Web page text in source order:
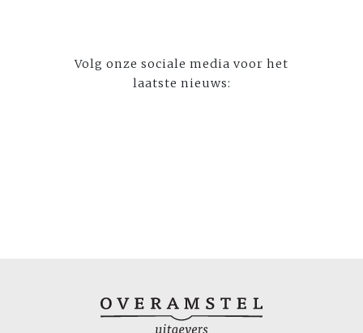
Volg onze sociale media voor het
laatste nieuws: